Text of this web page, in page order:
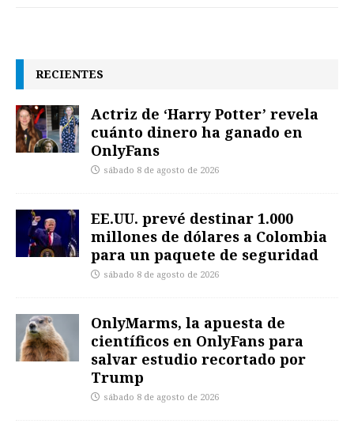
RECIENTES
Actriz de ‘Harry Potter’ revela
cuánto dinero ha ganado en
OnlyFans
sábado 8 de agosto de 2026
EE.UU. prevé destinar 1.000
millones de dólares a Colombia
para un paquete de seguridad
sábado 8 de agosto de 2026
OnlyMarms, la apuesta de
científicos en OnlyFans para
salvar estudio recortado por
Trump
sábado 8 de agosto de 2026